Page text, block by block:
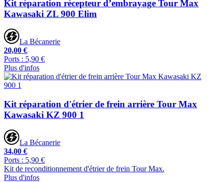
Kit réparation récepteur d’embrayage Tour Max
Kawasaki ZL 900 Elim
La Bécanerie
20,00 €
Ports : 5,90 €
Plus d'infos
Kit réparation d'étrier de frein arrière Tour Max
Kawasaki KZ 900 1
La Bécanerie
34,00 €
Ports : 5,90 €
Kit de reconditionnement d'étrier de frein Tour Max.
Plus d'infos